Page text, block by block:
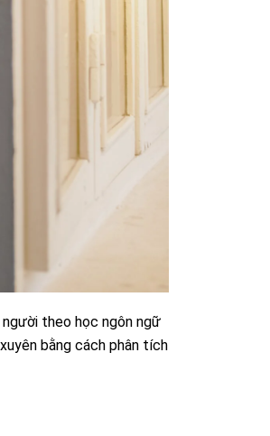
theo học ngôn ngữ
bằng cách phân tích